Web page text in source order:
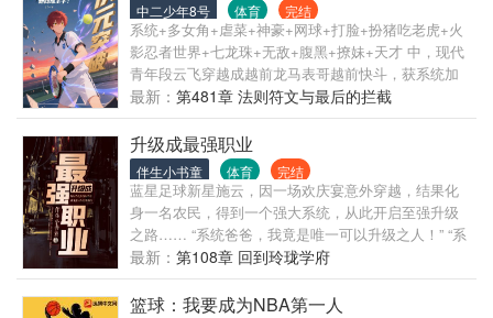
中二少年8号 体育 完结
系统+多女角+虐菜+神豪+网球+打脸+扮猪吃老虎+火
影忍者世界+七龙珠+无敌+腹黑+撩妹+天才 中，现代
青年段云飞穿越成越前龙马表哥越前快斗，获系统加
持，通过撩妹、比赛得技能与财富。他初入青学，扮
猪吃虎，凭“动态视力”“黑洞”等技能打脸对手，撩田中
千夏、铃木奈奈等女生。 他一路闯过校内赛、预选
赛，与龙马、不二周助等青学成员交锋，建“快斗网球
俱乐部”，吸纳远山金太郎等高手。全国大赛上，对战
冰帝、立海大等强校，力克迹部景吾、真田弦一郎。
期间卷入U17训练营、克隆体“诺亚计划”等事件，化解
危机，俱乐部扩张至全球。最终，他放下胜负欲，领
悟网球本质是热爱与羁绊，与伙伴、心仪女生在球场
上享受快乐，续写越前家网球传奇。
最新： 第481章 法则符文与最后的拦截
升级成最强职业
伴生小书童 体育 完结
蓝星足球新星施云，因一场欢庆宴意外穿越，结果化
身一名农民，得到一个强大系统，从此开启至强升级
之路…… “系统爸爸，我竟是唯一可以升级之人！” “系
统爸爸，你在哪里，我的vip黄金大礼包呢！我的新手
礼包呢！” 我施云要成为大陆王的男人！
最新： 第108章 回到玲珑学府
篮球：我要成为NBA第一人